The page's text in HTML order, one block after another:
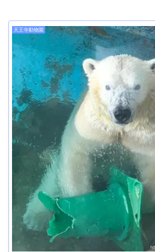
天王寺動物園